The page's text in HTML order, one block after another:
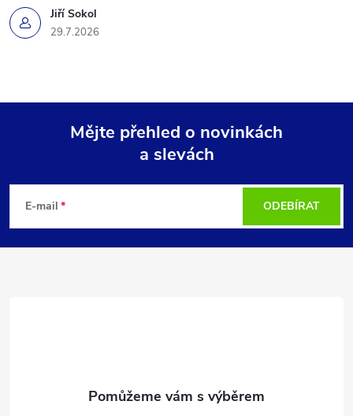
Jiří Sokol
29.7.2026
p
Mějte přehled o novinkách
a slevách
E-mail ODEBÍRAT